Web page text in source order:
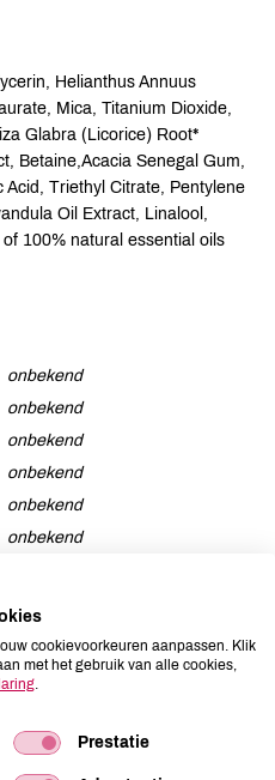
Helianthus Annuus
Mica, Titanium Dioxide,
Glabra (Licorice) Root*
Betaine,Acacia Senegal Gum,
Triethyl Citrate, Pentylene
Oil Extract, Linalool,
100% natural essential oils
onbekend
onbekend
onbekend
onbekend
onbekend
onbekend
onbekend
onbekend
onbekend
cookievoorkeuren aanpassen. Klik
met het gebruik van alle cookies,
Prestatie